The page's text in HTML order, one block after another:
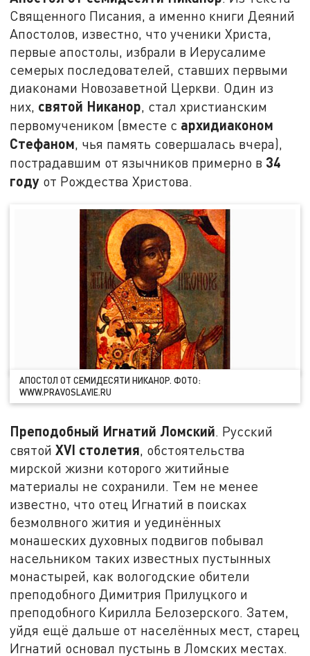
Священного Писания, а именно книги Деяний
Апостолов, известно, что ученики Христа,
первые апостолы, избрали в Иерусалиме
семерых последователей, ставших первыми
диаконами Новозаветной Церкви. Один из
них, святой Никанор, стал христианским
первомучеником (вместе с архидиаконом
Стефаном, чья память совершалась вчера),
пострадавшим от язычников примерно в 34
году от Рождества Христова.
АПОСТОЛ ОТ СЕМИДЕСЯТИ НИКАНОР. ФОТО:
WWW.PRAVOSLAVIE.RU
Преподобный Игнатий Ломский. Русский
святойXVI столетия, обстоятельства
мирской жизни которого житийные
материалы не сохранили. Тем не менее
известно, что отец Игнатий в поисках
безмолвного жития и уединённых
монашеских духовных подвигов побывал
насельником таких известных пустынных
монастырей, как вологодские обители
преподобного Димитрия Прилуцкого и
преподобного Кирилла Белозерского. Затем,
уйдя ещё дальше от населённых мест, старец
Игнатий основал пустынь в Ломских местах.